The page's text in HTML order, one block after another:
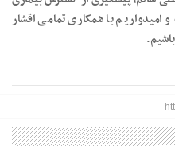
با همکاری تمامی اقشار